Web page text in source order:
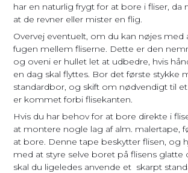
har en naturlig frygt for at bore i fliser, da
at de revner eller mister en flig.
Overvej eventuelt, om du kan nøjes med
fugen mellem fliserne. Dette er den
og oveni er hullet let at udbedre, hvis
en dag skal flyttes. Bor det første stykke
standardbor, og skift om nødvendigt til
er kommet forbi flisekanten.
Hvis du har behov for at bore direkte i
at montere nogle lag af alm. malertape,
at bore. Denne tape beskytter flisen, og
med at styre selve boret på flisens glatte
skal du ligeledes anvende et skarpt